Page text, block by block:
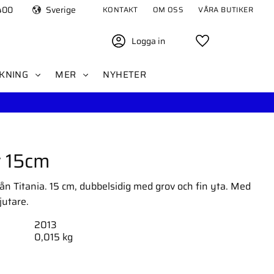
Sverige KONTAKT OM OSS VÅRA BUTIKER
Logga in
MER NYHETER
Titania. 15 cm, dubbelsidig med grov och fin yta. Med
2013
0,015 kg